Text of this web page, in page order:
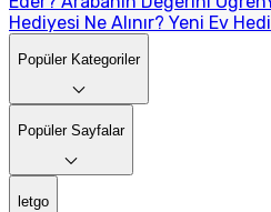
Hediyesi Ne Alınır? Yeni Ev
Popüler Kategoriler
Popüler Sayfalar
letgo